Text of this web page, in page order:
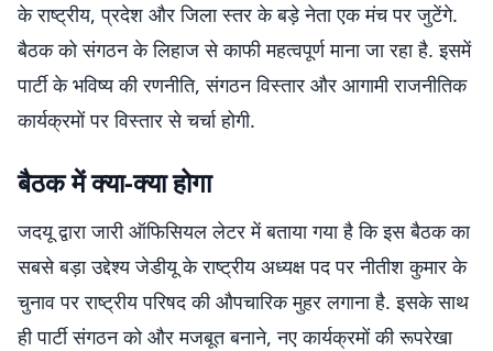
के राष्ट्रीय, प्रदेश और जिला स्तर के बड़े नेता एक मंच पर जुटेंगे.
बैठक को संगठन के लिहाज से काफी महत्वपूर्ण माना जा रहा है. इसमें
पार्टी के भविष्य की रणनीति, संगठन विस्तार और आगामी राजनीतिक
कार्यक्रमों पर विस्तार से चर्चा होगी.
बैठक में क्या-क्या होगा
जदयू द्वारा जारी ऑफिसियल लेटर में बताया गया है कि इस बैठक का
सबसे बड़ा उद्देश्य जेडीयू के राष्ट्रीय अध्यक्ष पद पर नीतीश कुमार के
चुनाव पर राष्ट्रीय परिषद की औपचारिक मुहर लगाना है. इसके साथ
ही पार्टी संगठन को और मजबूत बनाने, नए कार्यक्रमों की रूपरेखा